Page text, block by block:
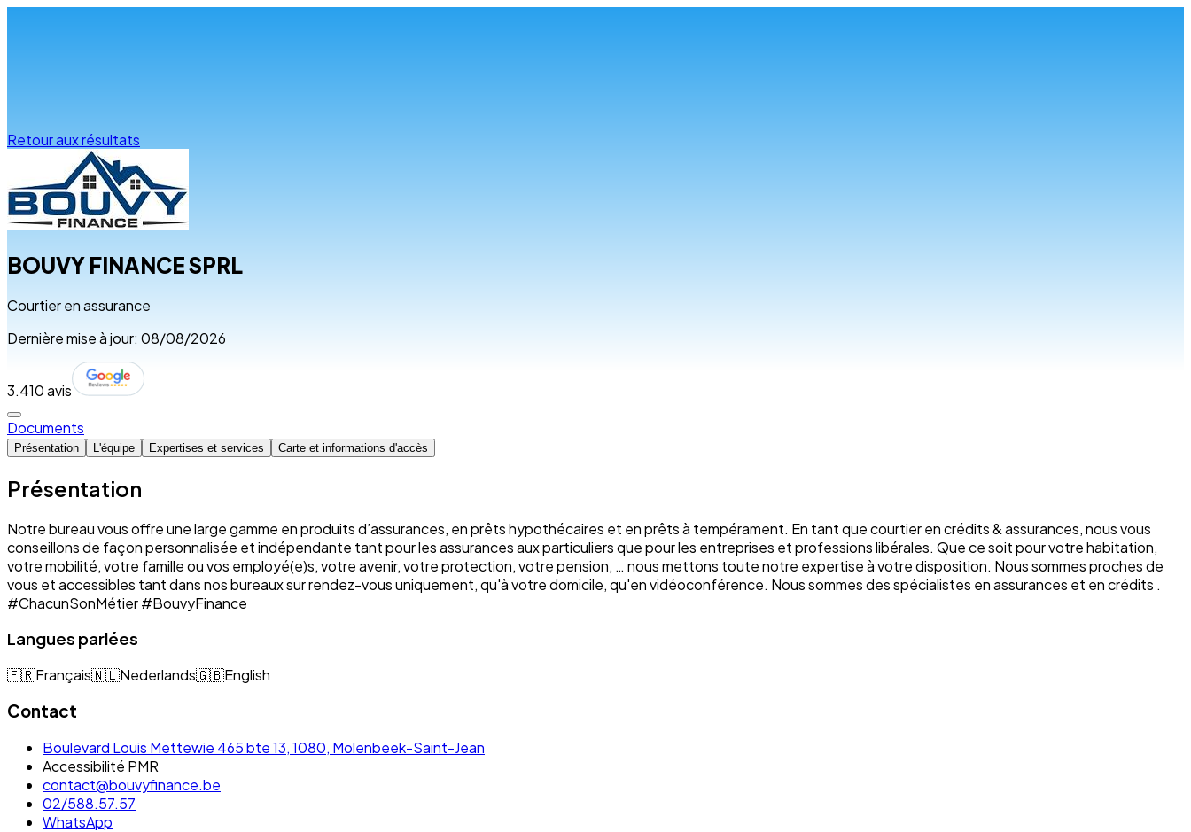
Retour aux résultats
BOUVY FINANCE SPRL
Courtier en assurance
Dernière mise à jour: 08/08/2026
3.410 avis
Documents
Présentation L'équipe Expertises et services Carte et informations d'accès
Présentation
Notre bureau vous offre une large gamme en produits d’assurances, en prêts hypothécaires et en prêts à tempérament. En tant que courtier en crédits & assurances, nous vous
conseillons de façon personnalisée et indépendante tant pour les assurances aux particuliers que pour les entreprises et professions libérales. Que ce soit pour votre habitation,
votre mobilité, votre famille ou vos employé(e)s, votre avenir, votre protection, votre pension, … nous mettons toute notre expertise à votre disposition. Nous sommes proches de
vous et accessibles tant dans nos bureaux sur rendez-vous uniquement, qu'à votre domicile, qu'en vidéoconférence. Nous sommes des spécialistes en assurances et en crédits .
#ChacunSonMétier #BouvyFinance
Langues parlées
🇫🇷Français🇳🇱Nederlands🇬🇧English
Contact
Boulevard Louis Mettewie 465 bte 13, 1080, Molenbeek-Saint-Jean
Accessibilité PMR
contact@bouvyfinance.be
02/588.57.57
WhatsApp